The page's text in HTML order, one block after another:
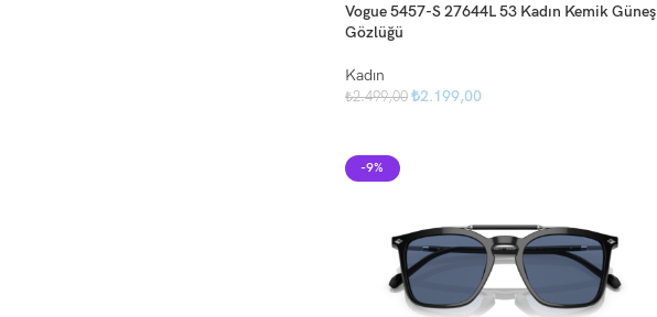
Vogue 5457-S 27644L 53 Kadın Kemik Güneş
Gözlüğü
Kadın
₺2.499,00 ₺2.199,00
-9%